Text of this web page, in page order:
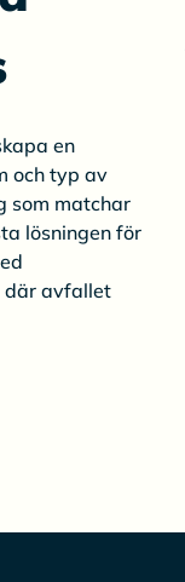
en
och typ av
som matchar
lösningen för
där avfallet